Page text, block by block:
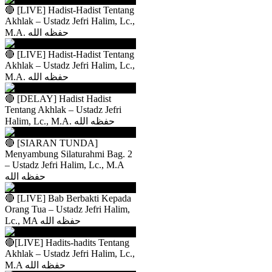
🔴 [LIVE] Hadist-Hadist Tentang
Akhlak – Ustadz Jefri Halim, Lc.,
M.A. حفظه الله
🔴 [LIVE] Hadist-Hadist Tentang
Akhlak – Ustadz Jefri Halim, Lc.,
M.A. حفظه الله
🔴 [DELAY] Hadist Hadist
Tentang Akhlak – Ustadz Jefri
Halim, Lc., M.A. حفظه الله
🔴 [SIARAN TUNDA]
Menyambung Silaturahmi Bag. 2
– Ustadz Jefri Halim, Lc., M.A
حفظه الله
🔴 [LIVE] Bab Berbakti Kepada
Orang Tua – Ustadz Jefri Halim,
Lc., MA حفظه الله
🔴[LIVE] Hadits-hadits Tentang
Akhlak – Ustadz Jefri Halim, Lc.,
M.A حفظه الله